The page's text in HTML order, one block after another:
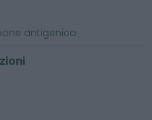
antigenico